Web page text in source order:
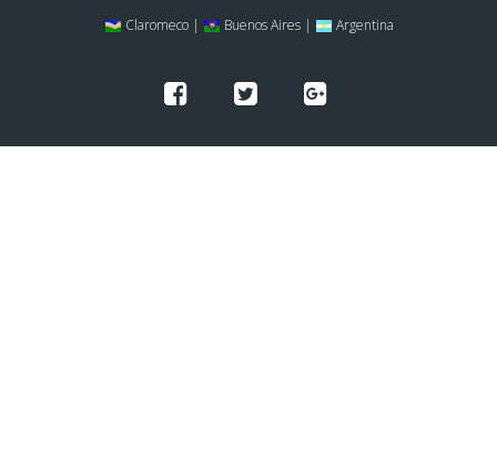
Claromeco |
Buenos Aires | Argentina